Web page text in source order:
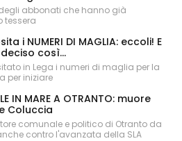
abbonati che hanno già
tessera
i NUMERI DI MAGLIA: eccoli! E
così...
in Lega i numeri di maglia per la
per iniziare
IN MARE A OTRANTO: muore
Coluccia
comunale e politico di Otranto da
contro l'avanzata della SLA